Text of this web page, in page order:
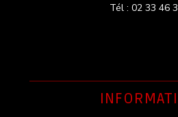
Tél : 02 33 46